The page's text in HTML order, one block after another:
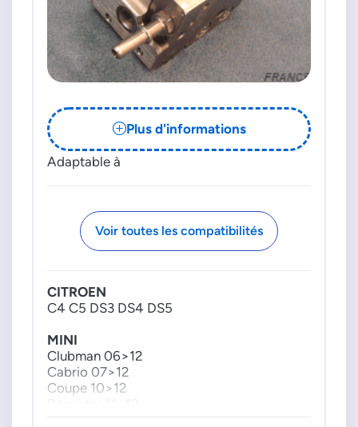
Plus d'informations
Adaptable à
Voir toutes les compatibilités
CITROEN
C4 C5 DS3 DS4 DS5
MINI
Clubman 06>12
Cabrio 07>12
Coupe 10>12